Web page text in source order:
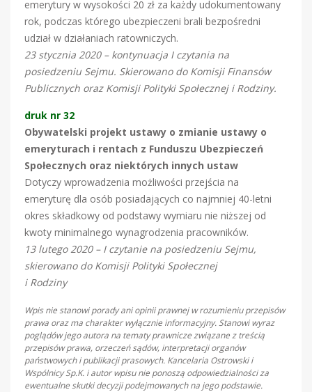
emerytury w wysokości 20 zł za każdy udokumentowany
rok, podczas którego ubezpieczeni brali bezpośredni
udział w działaniach ratowniczych.
23 stycznia 2020 – kontynuacja I czytania na
posiedzeniu Sejmu. Skierowano do Komisji Finansów
Publicznych oraz Komisji Polityki Społecznej i Rodziny.
druk nr 32
Obywatelski projekt ustawy o zmianie ustawy o
emeryturach i rentach z Funduszu Ubezpieczeń
Społecznych oraz niektórych innych ustaw
Dotyczy wprowadzenia możliwości przejścia na
emeryturę dla osób posiadających co najmniej 40-letni
okres składkowy od podstawy wymiaru nie niższej od
kwoty minimalnego wynagrodzenia pracowników.
13 lutego 2020 – I czytanie na posiedzeniu Sejmu,
skierowano do Komisji Polityki Społecznej
i Rodziny
Wpis nie stanowi porady ani opinii prawnej w rozumieniu przepisów
prawa oraz ma charakter wyłącznie informacyjny. Stanowi wyraz
poglądów jego autora na tematy prawnicze związane z treścią
przepisów prawa, orzeczeń sądów, interpretacji organów
państwowych i publikacji prasowych. Kancelaria Ostrowski i
Wspólnicy Sp.K. i autor wpisu nie ponoszą odpowiedzialności za
ewentualne skutki decyzji podejmowanych na jego podstawie.